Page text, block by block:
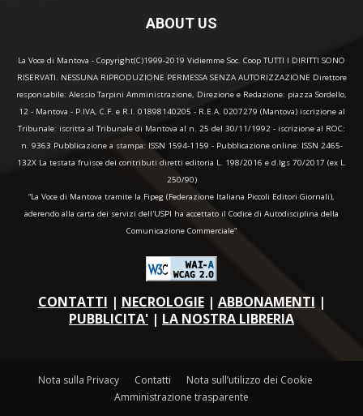
ABOUT US
La Voce di Mantova - Copyright(C)1999-2019 Vidiemme Soc. Coop TUTTI I DIRITTI SONO
RISERVATI. NESSUNA RIPRODUZIONE PERMESSA SENZA AUTORIZZAZIONE Direttore
responsabile: Alessio Tarpini Amministrazione, Direzione e Redazione: piazza Sordello,
12 - Mantova - P.IVA, C.F. e R.I. 01898140205 - R.E.A. 0207279 (Mantova) iscrizione al
Tribunale: iscritta al Tribunale di Mantova al n. 25 del 30/11/1992 - iscrizione al ROC:
n. 9363 Pubblicazione a stampa: ISSN 1594-1159 - Pubblicazione online: ISSN 2465-
132X La testata fruisce dei contributi diretti editoria L. 198/2016 e d.lgs 70/2017 (ex L.
250/90)
“La Voce di Mantova tramite la Fipeg (Federazione Italiana Piccoli Editori Giornali),
aderendo alla carta dei servizi dell'USPI ha accettato il Codice di Autodisciplina della
Comunicazione Commerciale"
CONTATTI | NECROLOGIE| ABBONAMENTI |
PUBBLICITA' | LA NOSTRA LIBRERIA
Nota sulla Privacy Contatti
Nota sull’utilizzo dei Cookie
Amministrazione trasparente